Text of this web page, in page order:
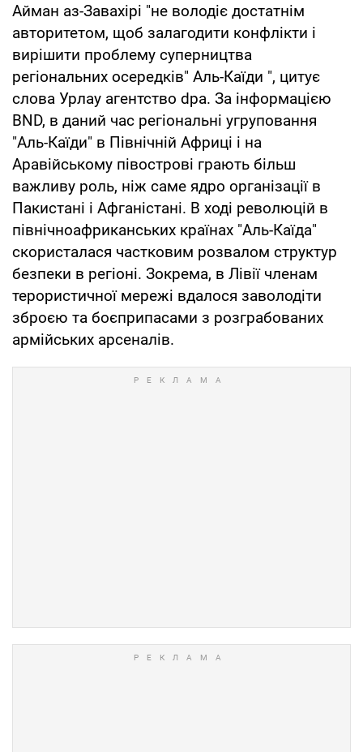
Айман аз-Завахірі "не володіє достатнім
авторитетом, щоб залагодити конфлікти і
вирішити проблему суперництва
регіональних осередків" Аль-Каїди ", цитує
слова Урлау агентство dpa. За інформацією
BND, в даний час регіональні угруповання
"Аль-Каїди" в Північній Африці і на
Аравійському півострові грають більш
важливу роль, ніж саме ядро організації в
Пакистані і Афганістані. В ході революцій в
північноафриканських країнах "Аль-Каїда"
скористалася частковим розвалом структур
безпеки в регіоні. Зокрема, в Лівії членам
терористичної мережі вдалося заволодіти
зброєю та боєприпасами з розграбованих
армійських арсеналів.